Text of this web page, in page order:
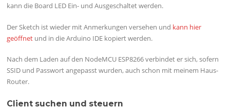
kann die Board LED Ein- und Ausgeschaltet werden.
Der Sketch ist wieder mit Anmerkungen versehen und kann hier
geöffnet und in die Arduino IDE kopiert werden.
Nach dem Laden auf den NodeMCU ESP8266 verbindet er sich, sofern
SSID und Passwort angepasst wurden, auch schon mit meinem Haus-
Router.
Client suchen und steuern